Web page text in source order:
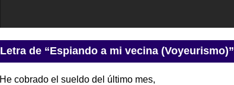
Letra de “Espiando a mi vecina (Voyeurismo)”
He cobrado el sueldo del último mes,